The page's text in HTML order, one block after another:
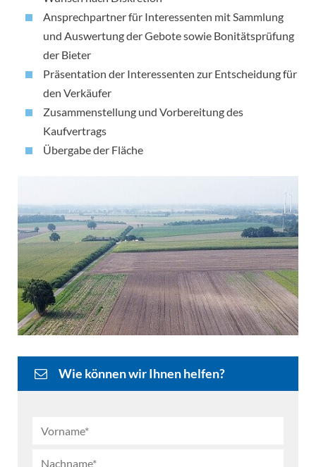
Ansprechpartner für Interessenten mit Sammlung
und Auswertung der Gebote sowie Bonitätsprüfung
der Bieter
Präsentation der Interessenten zur Entscheidung für
den Verkäufer
Zusammenstellung und Vorbereitung des
Kaufvertrags
Übergabe der Fläche
Wie können wir Ihnen helfen?